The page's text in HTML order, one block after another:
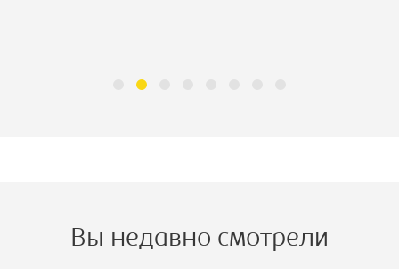
Вы недавно смотрели